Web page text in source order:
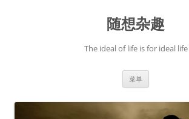
随想杂趣
The ideal of life is for ideal life
菜单